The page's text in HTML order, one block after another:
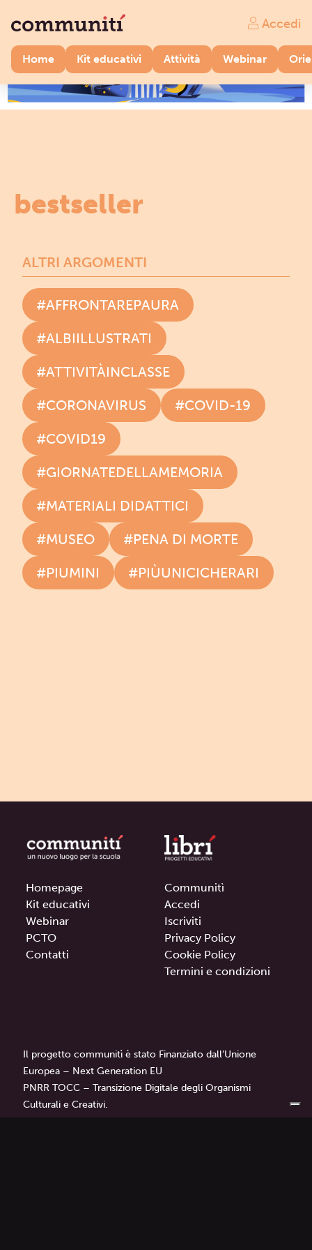
Home Kit educativi Attività Webinar
Accedi
bestseller
ALTRI ARGOMENTI
#AFFRONTAREPAURA
#ALBIILLUSTRATI
#ATTIVITÀINCLASSE
#CORONAVIRUS
#COVID-19
#COVID19
#GIORNATEDELLAMEMORIA
#MATERIALI DIDATTICI
#MUSEO
#PENA DI MORTE
#PIUMINI
#PIÙUNICICHERARI
Homepage
Kit educativi
Webinar
PCTO
Contatti
Communitì
Accedi
Iscriviti
Privacy Policy
Cookie Policy
Termini e condizioni
Il progetto communitì è stato Finanziato dall’Unione
Europea – Next Generation EU
PNRR TOCC – Transizione Digitale degli Organismi
Culturali e Creativi.